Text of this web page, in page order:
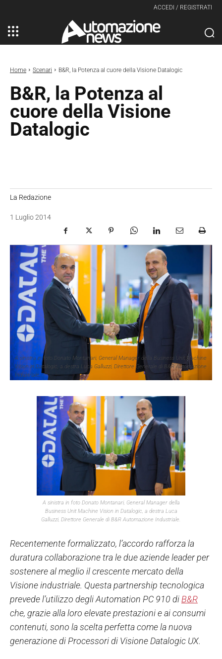
ACCEDI / REGISTRATI
Home Scenari B&R, la Potenza al cuore della Visione Datalogic
B&R, la Potenza al
cuore della Visione
Datalogic
La Redazione
1 Luglio 2014
A sinistra in foto Donato Montanari, General Manager della Business Unit Machine
Vision in Datalogic, a destra Luca Galluzzi, Direttore Generale di B&R Automazione
Industriale.
A sinistra in foto Donato Montanari, General Manager della
Business Unit Machine Vision in Datalogic, a destra Luca
Galluzzi, Direttore Generale di B&R Automazione Industriale.
Recentemente formalizzato, l’accordo rafforza la
duratura collaborazione tra le due aziende leader per
sostenere al meglio il crescente mercato della
Visione industriale. Questa partnership tecnologica
prevede l’utilizzo degli Automation PC 910 di B&R
che, grazie alla loro elevate prestazioni e ai consumi
contenuti, sono la scelta perfetta come la nuova
generazione di Processori di Visione Datalogic UX.